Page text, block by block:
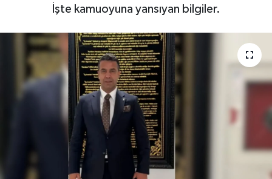
İşte kamuoyuna yansıyan bilgiler.
Haberde İnsan
Kültür Sanat
Magazin
Manşet Altı
Manşetler
Resmi İlan